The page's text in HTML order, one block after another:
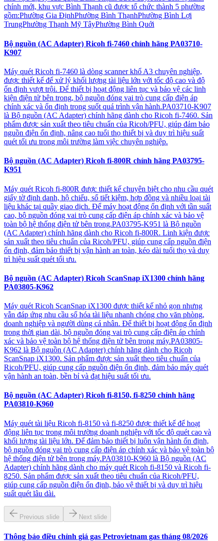
chính mới, khu vực Bình Thạnh cũ được tổ chức thành 5 phường
gồm:Phường Gia ĐịnhPhường Bình ThạnhPhường Bình Lợi
TrungPhường Thạnh Mỹ TâyPhường Bình Quới
Bộ nguồn (AC Adapter) Ricoh fi-7460 chính hãng PA03710-
K907
Máy quét Ricoh fi-7460 là dòng scanner khổ A3 chuyên nghiệp,
được thiết kế để xử lý khối lượng tài liệu lớn với tốc độ cao và độ
ổn định vượt trội. Để thiết bị hoạt động liên tục và bảo vệ các linh
kiện điện tử bên trong, bộ nguồn đóng vai trò cung cấp điện áp
chính xác và ổn định trong suốt quá trình vận hành.PA03710-K907
là Bộ nguồn (AC Adapter) chính hãng dành cho Ricoh fi-7460. Sản
phẩm được sản xuất theo tiêu chuẩn của Ricoh/PFU, giúp đảm bảo
nguồn điện ổn định, nâng cao tuổi thọ thiết bị và duy trì hiệu suất
quét tối ưu trong môi trường làm việc chuyên nghiệp.
Bộ nguồn (AC Adapter) Ricoh fi-800R chính hãng PA03795-
K951
Máy quét Ricoh fi-800R được thiết kế chuyên biệt cho nhu cầu quét
giấy tờ định danh, hộ chiếu, sổ tiết kiệm, hợp đồng và nhiều loại tài
liệu khác tại quầy giao dịch. Để máy hoạt động ổn định với tần suất
cao, bộ nguồn đóng vai trò cung cấp điện áp chính xác và bảo vệ
toàn bộ hệ thống điện tử bên trong.PA03795-K951 là Bộ nguồn
(AC Adapter) chính hãng dành cho Ricoh fi-800R. Linh kiện được
sản xuất theo tiêu chuẩn của Ricoh/PFU, giúp cung cấp nguồn điện
ổn định, đảm bảo thiết bị vận hành an toàn, kéo dài tuổi thọ và duy
trì hiệu suất quét tối ưu.
Bộ nguồn (AC Adapter) Ricoh ScanSnap iX1300 chính hãng
PA03805-K962
Máy quét Ricoh ScanSnap iX1300 được thiết kế nhỏ gọn nhưng
vẫn đáp ứng nhu cầu số hóa tài liệu nhanh chóng cho văn phòng,
doanh nghiệp và người dùng cá nhân. Để thiết bị hoạt động ổn định
trong thời gian dài, bộ nguồn đóng vai trò cung cấp điện áp chính
xác và bảo vệ toàn bộ hệ thống điện tử bên trong máy.PA03805-
K962 là Bộ nguồn (AC Adapter) chính hãng dành cho Ricoh
ScanSnap iX1300. Sản phẩm được sản xuất theo tiêu chuẩn của
Ricoh/PFU, giúp cung cấp nguồn điện ổn định, đảm bảo máy quét
vận hành an toàn, bền bỉ và đạt hiệu suất tối ưu.
Bộ nguồn (AC Adapter) Ricoh fi-8150, fi-8250 chính hãng
PA03810-K960
Máy quét tài liệu Ricoh fi-8150 và fi-8250 được thiết kế để hoạt
động liên tục trong môi trường doanh nghiệp với tốc độ quét cao và
khối lượng tài liệu lớn. Để đảm bảo thiết bị luôn vận hành ổn định,
bộ nguồn đóng vai trò cung cấp điện áp chính xác và bảo vệ toàn bộ
hệ thống điện tử bên trong máy.PA03810-K960 là Bộ nguồn (AC
Adapter) chính hãng dành cho máy quét Ricoh fi-8150 và Ricoh fi-
8250. Sản phẩm được sản xuất theo tiêu chuẩn của Ricoh/PFU,
giúp cung cấp nguồn điện ổn định, bảo vệ thiết bị và duy trì hiệu
suất quét lâu dài.
Previous slide Next slide
Thông báo điều chỉnh giá gas Petrovietnam gas tháng 08/2026